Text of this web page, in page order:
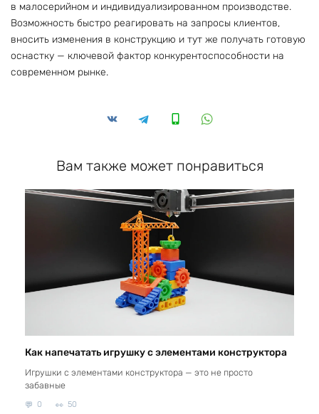
в малосерийном и индивидуализированном производстве.
Возможность быстро реагировать на запросы клиентов,
вносить изменения в конструкцию и тут же получать готовую
оснастку — ключевой фактор конкурентоспособности на
современном рынке.
Вам также может понравиться
Как напечатать игрушку с элементами конструктора
Игрушки с элементами конструктора — это не просто
забавные
0 50